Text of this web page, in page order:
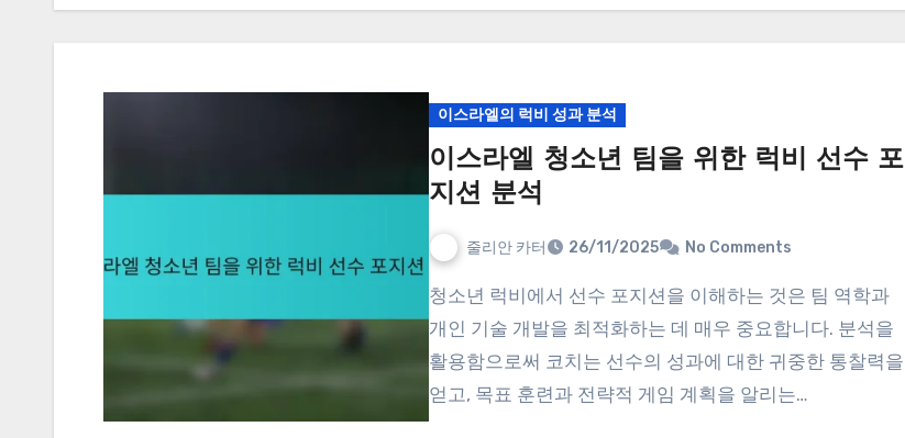
이스라엘의 럭비 성과 분석
이스라엘 청소년 팀을 위한 럭비 선수 포
지션 분석
줄리안 카터 26/11/2025 No Comments
청소년 럭비에서 선수 포지션을 이해하는 것은 팀 역학과
개인 기술 개발을 최적화하는 데 매우 중요합니다. 분석을
활용함으로써 코치는 선수의 성과에 대한 귀중한 통찰력을
얻고, 목표 훈련과 전략적 게임 계획을 알리는…